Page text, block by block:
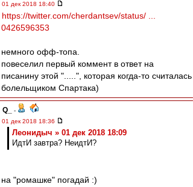
01 дек 2018 18:40
https://twitter.com/cherdantsev/status/ ...
0426596353
немного офф-топа.
повеселил первый коммент в ответ на
писанину этой ".....", которая когда-то считалась
болельщиком Спартака)
Q_
-
01 дек 2018 18:36
Леонидыч » 01 дек 2018 18:09
ИдтИ завтра? НеидтИ?
на "ромашке" погадай :)